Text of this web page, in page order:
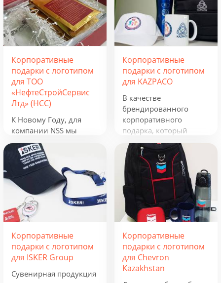
Корпоративные
подарки с логотипом
для ТОО
«НефтеСтройСервис
Лтд» (НСС)
К Новому Году, для
компании NSS мы
разработали
креативную подборку
из наборов «Кофеист»,
«Christmas Sky» и
«Adora». Вглядываться
в черное, как смоль,
зимнее небо и
подмигивать в ответ
Вдыхать ягодный
аромат чая и ощущать
кислинку варенья на
языке. Остановись,
Корпоративные
подарки с логотипом
для KAZPACO
В качестве
брендированного
корпоративного
подарка, который
можно использовать в
течение всего года, мы
предложили набор из
рюкзака, фонарика,
термокружки и
беспроводного
зарядного устройства.
Эти сувениры с
сферу деятельности
группы компаний и
будут полезны всем,
кто ведет активную
Корпоративные
подарки с логотипом
для ISKER Group
Сувенирная продукция
Корпоративные
подарки с логотипом
для Chevron
Kazakhstan